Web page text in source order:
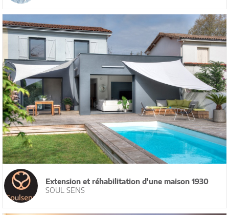
Extension et réhabilitation d'une maison 1930
SOUL SENS